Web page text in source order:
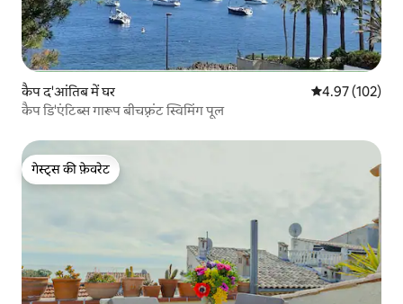
कैप द'आंतिब में घर औसत रेटिंग 5 में से
4.97 (102)
कैप डि'एंटिब्स गारूप बीचफ़्रंट स्विमिंग पूल
गेस्ट्स की फ़ेवरेट
गेस्ट्स की फ़ेवरेट